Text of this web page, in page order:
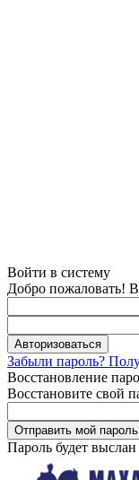
Войти в систему
Добро пожаловать!
Забыли пароль?
Восстановление
Восстановите свой
Пароль будет